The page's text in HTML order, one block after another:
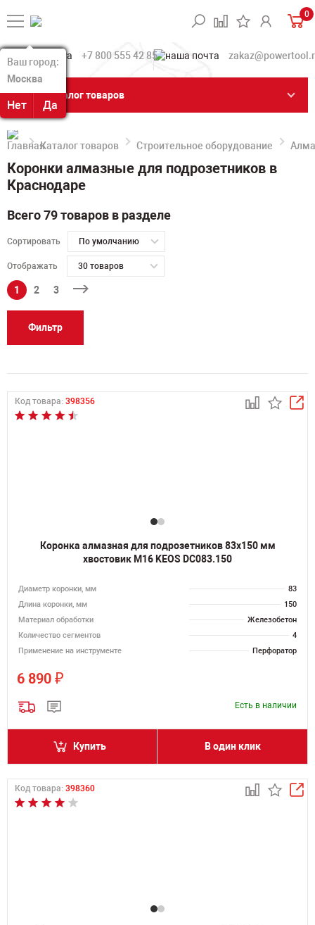
Ваш город:
Москва
Нет Да
Ваш город:
Москва
Нет Да
0
+7 800 555 42 85
Каталог товаров
Каталог товаров Строительное оборудование
Коронки алмазные для подрозетников в
Краснодаре
Всего 79 товаров в разделе
Сортировать По умолчанию
Отображать 30 товаров
1 2 3
Фильтр
Код товара: 398356
Коронка алмазная для подрозетников 83х150 мм
хвостовик M16 KEOS DC083.150
Диаметр коронки, мм
83
Длина коронки, мм
150
Материал обработки
Железобетон
Количество сегментов
4
Применение на инструменте
Перфоратор
6 890 ₽
Есть в наличии
Купить В один клик
Код товара: 398360